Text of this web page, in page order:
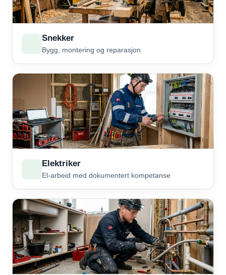
Snekker
Bygg, montering og reparasjon
Elektriker
El-arbeid med dokumentert kompetanse